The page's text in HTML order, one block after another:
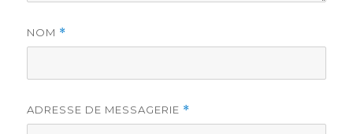
NOM *
ADRESSE DE MESSAGERIE *